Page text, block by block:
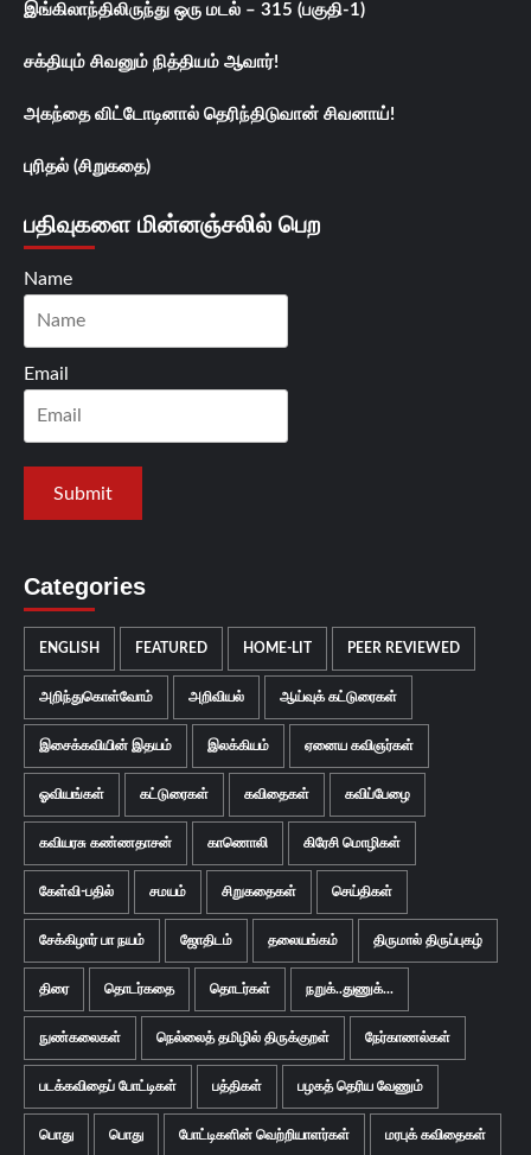
இங்கிலாந்திலிருந்து ஒரு மடல் – 315 (பகுதி-1)
சக்தியும் சிவனும் நித்தியம் ஆவார்!
அகந்தை விட்டோடினால் தெரிந்திடுவான் சிவனாய்!
புரிதல் (சிறுகதை)
பதிவுகளை மின்னஞ்சலில் பெற
Name
Email
Categories
ENGLISH FEATURED HOME-LIT PEER REVIEWED
அறிந்துகொள்வோம் அறிவியல் ஆய்வுக் கட்டுரைகள்
இசைக்கவியின் இதயம் இலக்கியம் ஏனைய கவிஞர்கள்
ஓவியங்கள் கட்டுரைகள் கவிதைகள் கவிப்பேழை
கவியரசு கண்ணதாசன் காணொலி கிரேசி மொழிகள்
கேள்வி-பதில் சமயம் சிறுகதைகள் செய்திகள்
சேக்கிழார் பா நயம் ஜோதிடம் தலையங்கம் திருமால் திருப்புகழ்
திரை தொடர்கதை தொடர்கள் நறுக்..துணுக்...
நுண்கலைகள் நெல்லைத் தமிழில் திருக்குறள் நேர்காணல்கள்
படக்கவிதைப் போட்டிகள் பத்திகள் பழகத் தெரிய வேணும்
பொது பொது போட்டிகளின் வெற்றியாளர்கள் மரபுக் கவிதைகள்